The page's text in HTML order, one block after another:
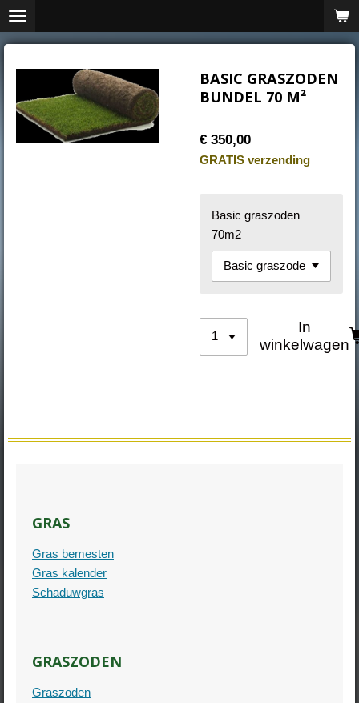
Ga
direct
hoofdinhoud
BASIC GRASZODEN
BUNDEL 70 M²
€ 350,00
GRATIS verzending
Basic graszoden
70m2
In
winkelwagen
GRAS
Gras bemesten
Gras kalender
Schaduwgras
GRASZODEN
Graszoden